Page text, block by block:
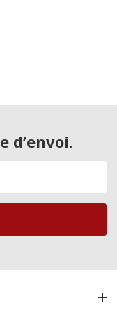
d’envoi.